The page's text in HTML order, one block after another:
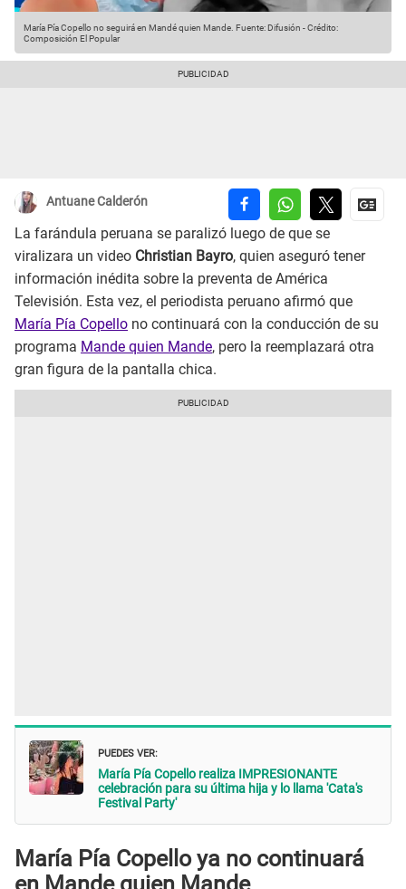
María Pía Copello no seguirá en Mandé quien Mande. Fuente: Difusión -Crédito:
Composición El Popular
Antuane Calderón
La farándula peruana se paralizó luego de que se
viralizara un video Christian Bayro, quien aseguró tener
información inédita sobre la preventa de América
Televisión. Esta vez, el periodista peruano afirmó que
María Pía Copello no continuará con la conducción de su
programa Mande quien Mande, pero la reemplazará otra
gran figura de la pantalla chica.
PUEDES VER:
María Pía Copello realiza IMPRESIONANTE
celebración para su última hija y lo llama 'Cata's
Festival Party'
María Pía Copello ya no continuará
en Mande quien Mande